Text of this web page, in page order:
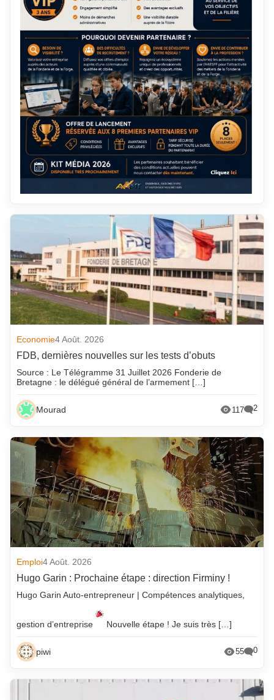
Economie4 Août. 2026
FDB, dernières nouvelles sur les tests d’obuts
Source : Le Télégramme 31 Juillet 2026 Fonderie de
Bretagne : le délégué général de l’armement […]
Mourad 117 2
Emploi4 Août. 2026
Hugo Garin : Prochaine étape : direction Firminy !
Hugo Garin Auto-entrepreneur | Compétences analytiques,
gestion d’entreprise Nouvelle étape ! Je suis très […]
piwi 55 0